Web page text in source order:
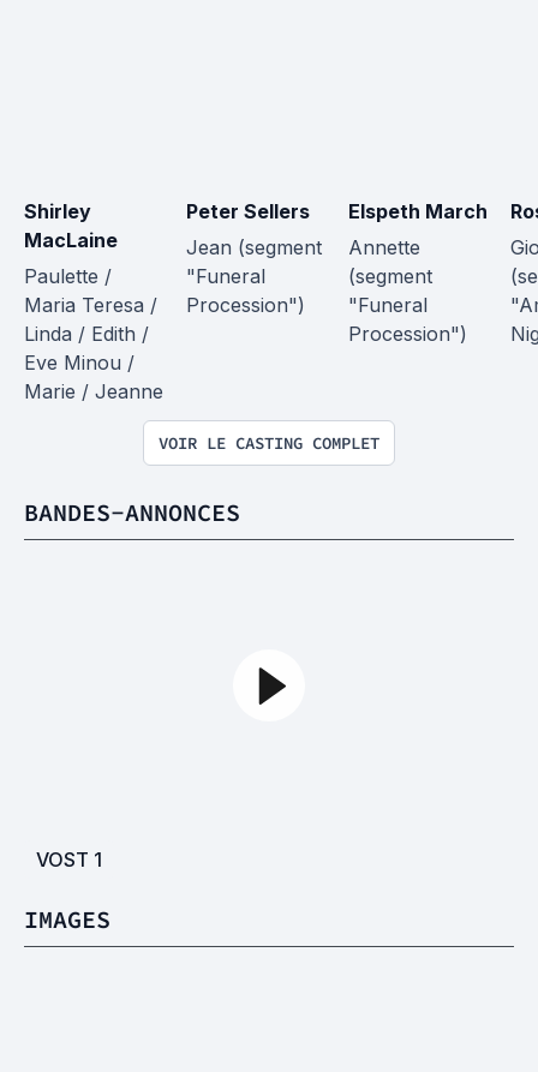
Shirley
MacLaine
Paulette /
Maria Teresa /
Linda / Edith /
Eve Minou /
Marie / Jeanne
Peter Sellers
Jean (segment
"Funeral
Procession")
Elspeth March
Annette
(segment
"Funeral
Procession")
VOIR LE CASTING COMPLET
BANDES-ANNONCES
VOST 1
IMAGES